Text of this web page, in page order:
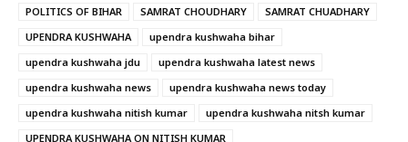
POLITICS OF BIHAR
SAMRAT CHOUDHARY
SAMRAT CHUADHARY
UPENDRA KUSHWAHA
upendra kushwaha bihar
upendra kushwaha jdu
upendra kushwaha latest news
upendra kushwaha news
upendra kushwaha news today
upendra kushwaha nitish kumar
upendra kushwaha nitsh kumar
UPENDRA KUSHWAHA ON NITISH KUMAR